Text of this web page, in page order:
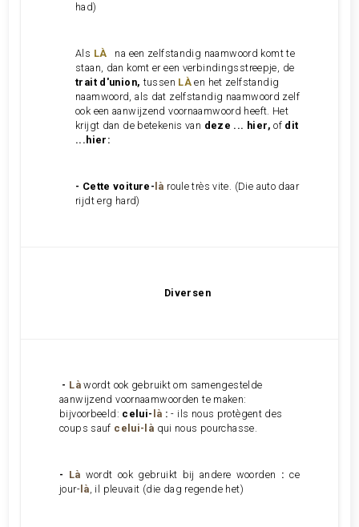
had)
Als LÀ
na een zelfstandig naamwoord komt te
staan, dan komt er een verbindingsstreepje, de
trait d'union, tussen LÀen het zelfstandig
naamwoord, als dat zelfstandig naamwoord zelf
ook een aanwijzend voornaamwoord heeft. Het
krijgt dan de betekenis van deze ... hier,of dit
...hier:
- Cette voiture- là roule très vite. (Die auto daar
rijdt erg hard)
Diversen
- Làwordt ook gebruikt om samengestelde
aanwijzend voornaamwoorden te maken:
bijvoorbeeld: celui- là :- ils nous protègent des
coups sauf celui-là qui nous pourchasse.
- Là wordt ook gebruikt bij andere woorden :ce
jour-là, il pleuvait (die dag regende het)